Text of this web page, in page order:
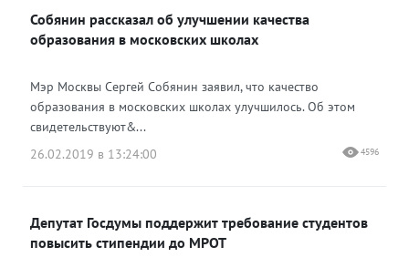
Собянин рассказал об улучшении качества
образования в московских школах
Мэр Москвы Сергей Собянин заявил, что качество
образования в московских школах улучшилось. Об этом
свидетельствуют&...
26.02.2019 в 13:24:00
4596
Депутат Госдумы поддержит требование студентов
повысить стипендии до МРОТ